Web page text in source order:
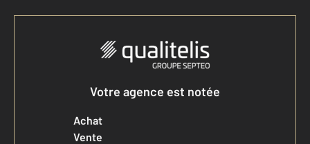
Votre agence est notée
Achat
Vente